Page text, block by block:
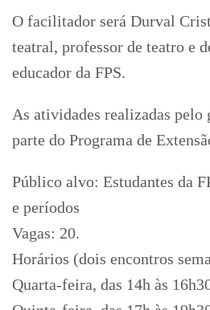
O facilitador será Durval
teatral, professor de teatro e
educador da FPS.
As atividades realizadas pelo
parte do Programa de
Público alvo: Estudantes da
e períodos
Vagas: 20.
Horários (dois encontros
Quarta-feira, das 14h às